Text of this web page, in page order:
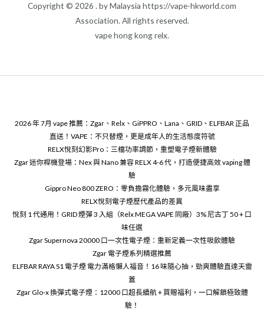
Copyright © 2026 . by Malaysia https://vape-hkworld.com
Association. All rights reserved.
vape hong kong relx.
2026 年 7月 vape 推薦：Zgar、Relx、GiPPRO、Lana、GRID、ELFBAR 正品
直送！VAPE：不只替煙，更是成年人的生活態度符號
RELX悅刻幻影Pro：三檔功率調節，重塑電子煙新體驗
Zgar 迷你桿機登場：Nex 與 Nano 兼容 RELX 4-6 代，打造便捷高效 vaping 體
驗
Gippro Neo 800 ZERO：零負擔霧化體驗，多元風味盡享
RELX悅刻電子煙歷代產品的差異
悅刻 1 代通用！GRID 煙彈 3 入組（Relx MEGA VAPE 同廠）3% 尼古丁 50 + 口
味任選
Zgar Supernova 20000 口一次性電子煙：重新定義一次性吸飲體驗
Zgar 電子煙系列精選推薦
ELFBAR RAYA S1 電子煙 電力滿格懶人福音！16 味隨心抽，勁爽體驗直達天靈
蓋
Zgar Glo-x 換彈式電子煙：12000 口超長續航 + 買贈福利，一口解鎖極致體
驗！